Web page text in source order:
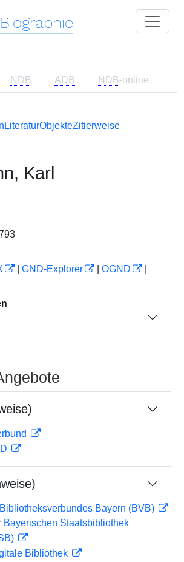
Biographie
NDB ADB NDB-online
LiteraturObjekteZitierweise
Karl
GND-Explorer OGND
Bayern (BVB)
Bayerischen Staatsbibliothek
Bibliothek